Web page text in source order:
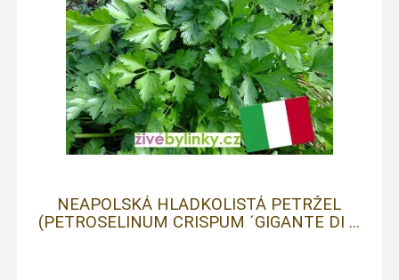
NEAPOLSKÁ HLADKOLISTÁ PETRŽEL
(PETROSELINUM CRISPUM ´GIGANTE DI ...